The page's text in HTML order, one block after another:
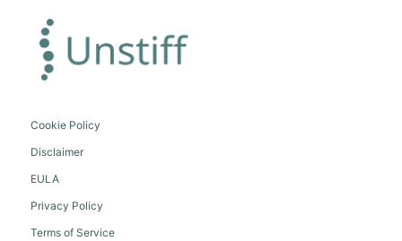
Cookie Policy
Disclaimer
EULA
Privacy Policy
Terms of Service